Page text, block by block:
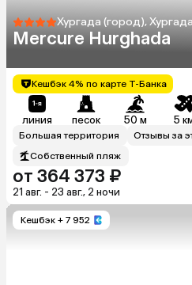
Хургада (город),
Mercure Hurghada
Кешбэк 4% по карте Т-Банка
линия песок 50 м 5
Большая территория
Отзывы за
Собственный пляж
от 364 373 ₽
21 авг. - 23 авг., 2 ночи
Кешбэк + 7 952